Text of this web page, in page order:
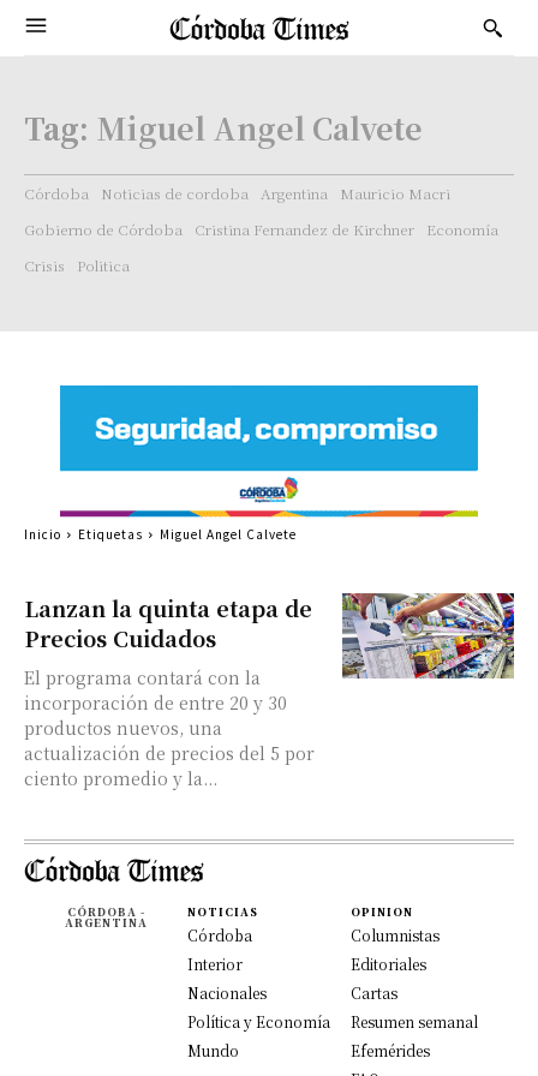
Tag: Miguel Angel Calvete
Córdoba Noticias de cordoba Argentina
Mauricio Macri
Gobierno de Córdoba
Cristina Fernandez de Kirchner
Economía
Crisis
Politica
Lanzan la quinta etapa de
Precios Cuidados
El programa contará con la
incorporación de entre 20 y 30
productos nuevos, una
actualización de precios del 5 por
ciento promedio y la...
Inicio Etiquetas Miguel Angel Calvete
CÓRDOBA -
ARGENTINA
NOTICIAS
Córdoba
Interior
Nacionales
Política y Economía
Mundo
OPINION
Columnistas
Editoriales
Cartas
Resumen semanal
Efemérides